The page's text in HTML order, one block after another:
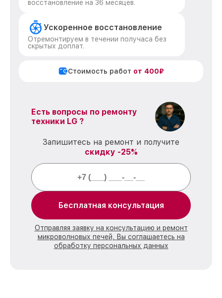
восстановление на 36 месяцев.
Ускоренное восстановление
Отремонтируем в течении получаса без
скрытых доплат.
Стоимость работ от 400₽
Есть вопросы по ремонту
техники LG ?
Запишитесь на ремонт и получите
скидку -25%
Бесплатная консультация
Отправляя заявку на консультацию и ремонт
микроволновых печей, Вы соглашаетесь на
обработку персональных данных